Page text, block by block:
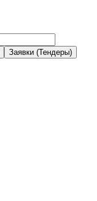
Заявки (Тендеры)